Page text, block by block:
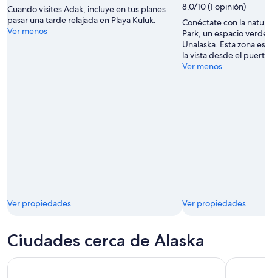
Cuando visites Adak, incluye en tus planes
pasar una tarde relajada en Playa Kuluk.
Ver menos
Ver propiedades
8.0/10 (1 opinión)
Conéctate con la
Park, un espacio
Unalaska. Esta zona
la vista desde el
Ver menos
Ver propiedades
Ciudades cerca de Alaska